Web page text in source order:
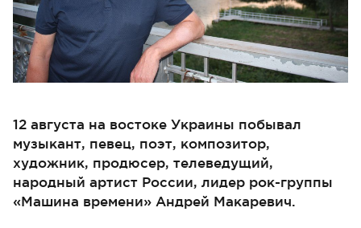
12 августа на востоке Украины побывал
музыкант, певец, поэт, композитор,
художник, продюсер, телеведущий,
народный артист России, лидер рок-группы
«Машина времени» Андрей Макаревич.